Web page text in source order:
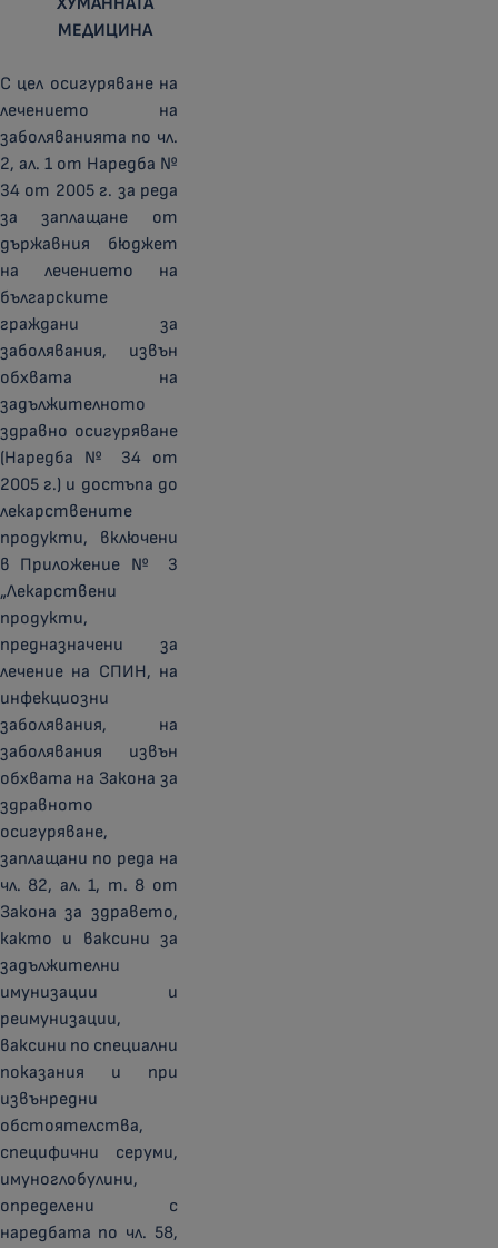
ХУМАННАТА
МЕДИЦИНА
С цел осигуряване на
лечението на
заболяванията по чл.
2, ал. 1 от Наредба №
34 от 2005 г. за реда
за заплащане от
държавния бюджет
на лечението на
българските
граждани за
заболявания, извън
обхвата на
задължителното
здравно осигуряване
(Наредба № 34 от
2005 г.) и достъпа до
лекарствените
продукти, включени
в Приложение № 3
„Лекарствени
продукти,
предназначени за
лечение на СПИН, на
инфекциозни
заболявания, на
заболявания извън
обхвата на Закона за
здравното
осигуряване,
заплащани по реда на
чл. 82, ал. 1, т. 8 от
Закона за здравето,
както и ваксини за
задължителни
имунизации и
реимунизации,
ваксини по специални
показания и при
извънредни
обстоятелства,
специфични серуми,
имуноглобулини,
определени с
наредбата по чл. 58,